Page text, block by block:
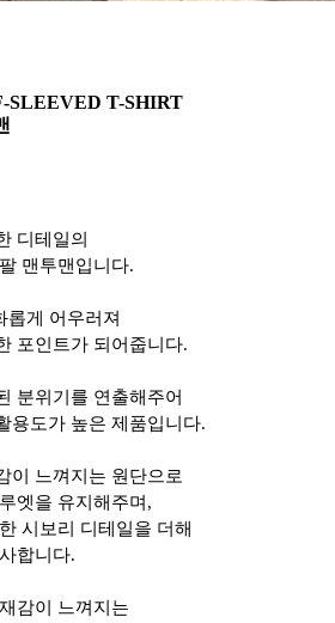
T-SHIRT
디테일의
맨투맨입니다.
롭게 어우러져
포인트가 되어줍니다.
분위기를 연출해주어
용도가 높은 제품입니다.
이 느껴지는 원단으로
엣을 유지해주며,
시보리 디테일을 더해
합니다.
감이 느껴지는